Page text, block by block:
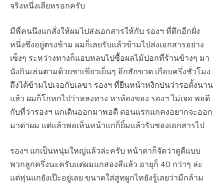
จริงหนึ่งเลียหรอกครับ
มีพี่คนนึงแกสั่งให้ผมไปส่งเอกสารให้กับ รองฯ ที่ตึกอีกฝั่ง
หนึ่งซึ่งอยู่ตรงข้าม ผมก็เลยรับแล้วข้ามไปส่งเอกสารอย่าง
เซ็งๆ ระหว่างทางก็แอบหลบไปซื้อผลไม้ปอกที่ร้านข้างๆ มา
นั่งกินเล่นตามด้วยชาเขียวเย็นๆ อีกสักขวด เกือบครึ่งชั่วโมง
ถึงได้ข้ามไปเจอกับเลขา รองฯ ที่ยืนหน้าหงิกบ่นว่ารอตั้งนาน
แล้ว ผมก็โกหกไปว่าหลงทาง หาห้องของ รองฯ ไม่เจอ พอดี
กับที่ว่ารองฯ แกเดินออกมาพอดี ตอนแรกแกคงอยากจะออก
มาด่าผม แต่แล้วพอเห็นหน้าแกก็ยิ้มแล้วรับซองเอกสารไป
รองฯ แกเป็นหนุ่มใหญ่แล้วล่ะครับ หน้าตาก็จัดว่าดูดีแบบ
พวกลูกครึ่งนะครับแต่ผมแกสองสีแล้ว อายุก็ 40 กว่าๆ ล่ะ
แต่หุ่นแกยังเป๊ะอยู่เลย ขนาดใส่สูทผูกไทยังรู้เลยว่ามีกล้าม